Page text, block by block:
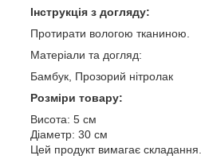
Інструкція з догляду:
Протирати вологою тканиною.
Матеріали та догляд:
Бамбук, Прозорий нітролак
Розміри товару:
Висота: 5 см
Діаметр: 30 см
Цей продукт вимагає складання.